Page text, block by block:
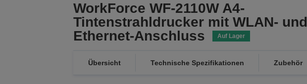
WorkForce WF-2110W A4-
Tintenstrahldrucker mit WLAN- und
Ethernet-Anschluss
Auf Lager
Übersicht Technische Spezifikationen Zubehör